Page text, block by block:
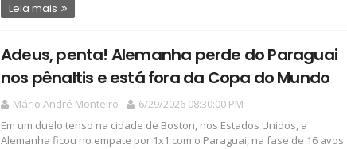
Leia mais
Adeus, penta! Alemanha perde do Paraguai
nos pênaltis e está fora da Copa do Mundo
Mário André Monteiro
6/29/2026 08:30:00 PM
Em um duelo tenso na cidade de Boston, nos Estados Unidos, a
Alemanha ficou no empate por 1x1 com o Paraguai, na fase de 16 avos